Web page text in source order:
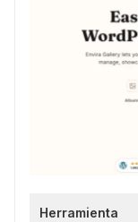
Herramienta